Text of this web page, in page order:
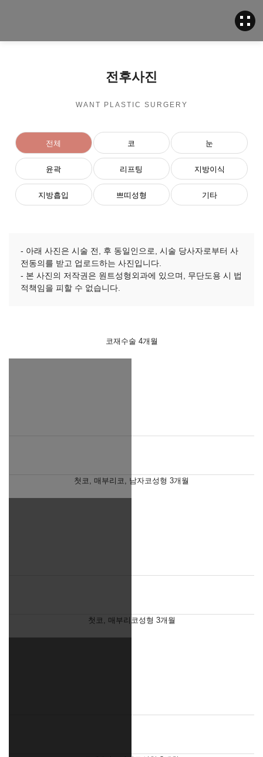
전후사진
WANT PLASTIC SURGERY
전체 코 눈
윤곽 리프팅 지방이식
지방흡입 쁘띠성형 기타
- 아래 사진은 시술 전, 후 동일인으로, 시술 당사자로부터 사
전동의를 받고 업로드하는 사진입니다.
- 본 사진의 저작권은 원트성형외과에 있으며, 무단도용 시 법
적책임을 피할 수 없습니다.
코재수술 4개월
첫코, 매부리코, 남자코성형 3개월
첫코, 매부리코성형 3개월